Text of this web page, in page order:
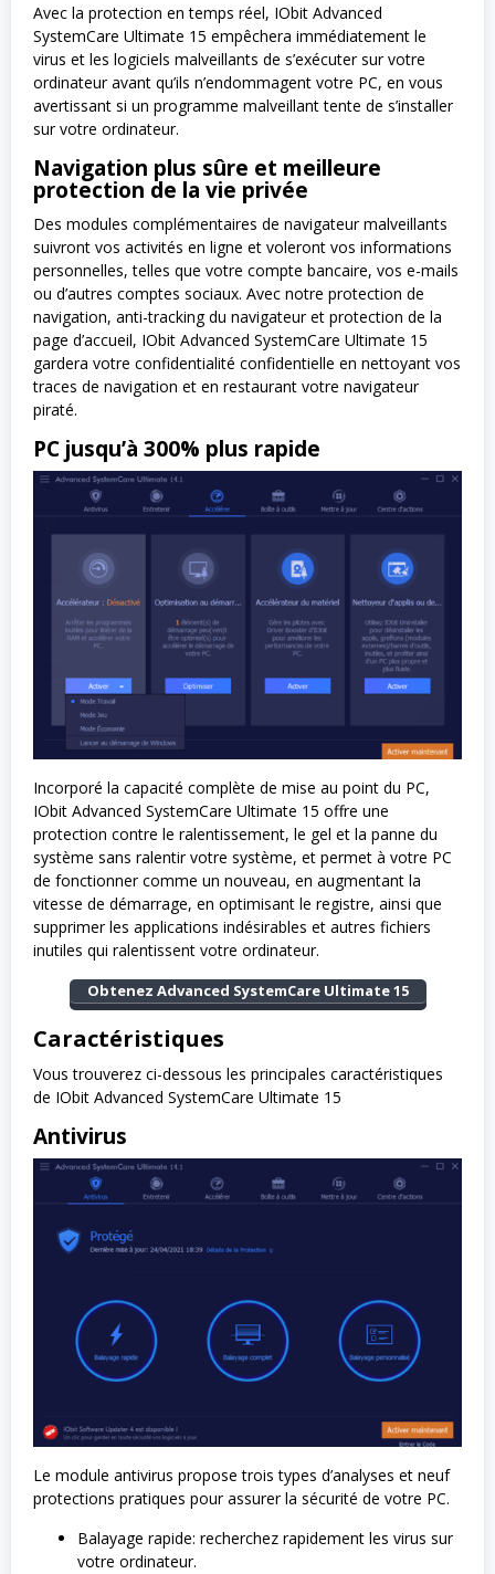
Avec la protection en temps réel, IObit Advanced
SystemCare Ultimate 15 empêchera immédiatement le
virus et les logiciels malveillants de s’exécuter sur votre
ordinateur avant qu’ils n’endommagent votre PC, en vous
avertissant si un programme malveillant tente de s’installer
sur votre ordinateur.
Navigation plus sûre et meilleure
protection de la vie privée
Des modules complémentaires de navigateur malveillants
suivront vos activités en ligne et voleront vos informations
personnelles, telles que votre compte bancaire, vos e-mails
ou d’autres comptes sociaux. Avec notre protection de
navigation, anti-tracking du navigateur et protection de la
page d’accueil, IObit Advanced SystemCare Ultimate 15
gardera votre confidentialité confidentielle en nettoyant vos
traces de navigation et en restaurant votre navigateur
piraté.
PC jusqu’à 300% plus rapide
Incorporé la capacité complète de mise au point du PC,
IObit Advanced SystemCare Ultimate 15 offre une
protection contre le ralentissement, le gel et la panne du
système sans ralentir votre système, et permet à votre PC
de fonctionner comme un nouveau, en augmentant la
vitesse de démarrage, en optimisant le registre, ainsi que
supprimer les applications indésirables et autres fichiers
inutiles qui ralentissent votre ordinateur.
Obtenez Advanced SystemCare Ultimate 15
Caractéristiques
Vous trouverez ci-dessous les principales caractéristiques
de IObit Advanced SystemCare Ultimate 15
Antivirus
Le module antivirus propose trois types d’analyses et neuf
protections pratiques pour assurer la sécurité de votre PC.
Balayage rapide: recherchez rapidement les virus sur
votre ordinateur.